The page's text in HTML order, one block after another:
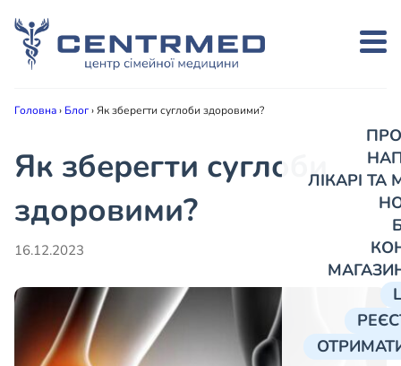
ЛІКАРІ
Головна› Блог›Як зберегти суглоби здоровими?
Як зберегти суглоби
здоровими?
16.12.2023